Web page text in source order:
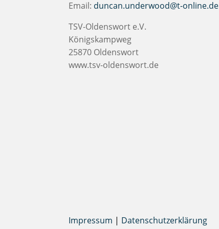
Email: duncan.underwood@t-online.de
TSV-Oldenswort e.V.
Königskampweg
25870 Oldenswort
www.tsv-oldenswort.de
Impressum | Datenschutzerklärung